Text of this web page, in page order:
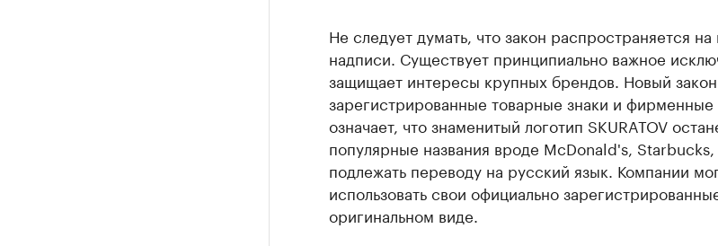
Не следует думать, что закон распространяется
надписи. Существует принципиально важное
защищает интересы крупных брендов. Новый закон
зарегистрированные товарные знаки и
означает, что знаменитый логотип SKURATOV
популярные названия вроде McDonald's, Starbucks,
подлежать переводу на русский язык. Компании
использовать свои официально
оригинальном виде.